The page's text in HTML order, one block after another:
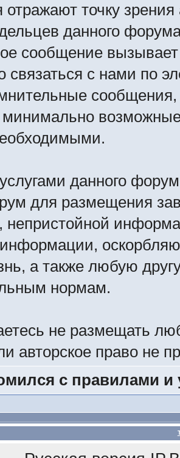
точку зрения
данного
сообщение
связаться с нами по
минимально
данного
для размещения
непристойной
информации,
а также любую
нормам.
не размещать
авторское право не
с правилами